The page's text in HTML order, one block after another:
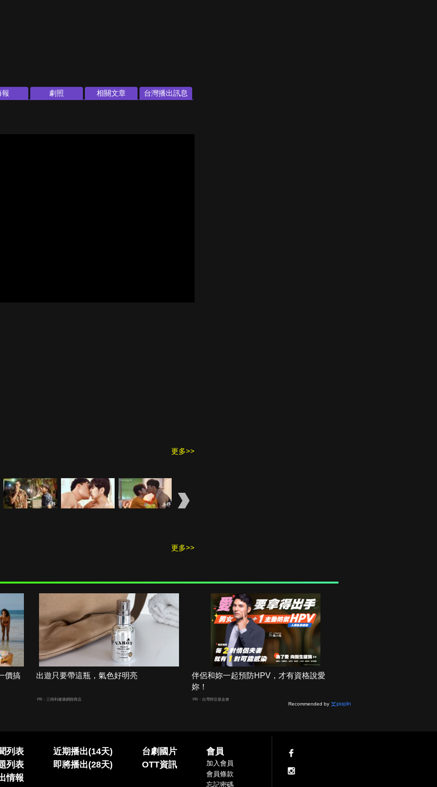
報 劇照 相關文章 台灣播出訊息
更多>>
更多>>
價搞 出遊只要帶這瓶，氣色好明亮
PR・三得利健康網路商店
伴侶和妳一起預防HPV，才有資格說愛
妳！
PR・台灣癌症基金會
Recommended by
列表
列表
情報
近期播出(14天)
即將播出(28天)
台劇國片
OTT資訊
會員
加入會員
會員條款
忘記密碼